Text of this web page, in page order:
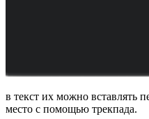
в текст их можно вставлять
место с помощью трекпада.